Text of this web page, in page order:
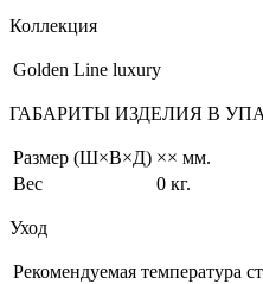
Коллекция
Golden Line luxury
ГАБАРИТЫ ИЗДЕЛИЯ В
Размер (Ш×В×Д) ×× мм.
Вес
0 кг.
Уход
Рекомендуемая температура